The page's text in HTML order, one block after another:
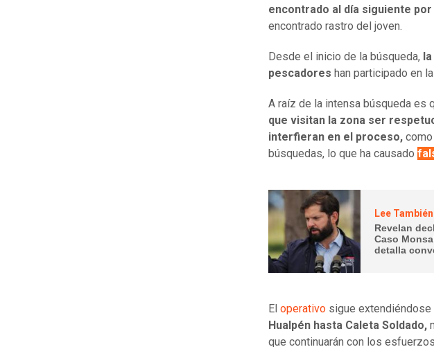
encontrado al día siguiente
encontrado rastro del joven.
Desde el inicio de la búsqueda,
pescadores han participado en
A raíz de la intensa búsqueda es
que visitan la zona ser
interfieran en el proceso,
búsquedas, lo que ha causado
Lee También
Revelan
Caso
detalla
El operativo sigue extendiéndose
Hualpén hasta Caleta Soldado,
que continuarán con los